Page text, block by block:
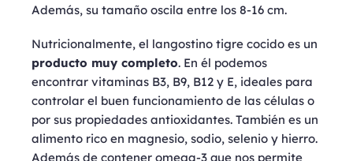
Además, su tamaño oscila entre los 8-16 cm.
Nutricionalmente, el langostino tigre cocido es un
producto muy completo. En él podemos
encontrar vitaminas B3, B9, B12 y E, ideales para
controlar el buen funcionamiento de las células o
por sus propiedades antioxidantes. También es un
alimento rico en magnesio, sodio, selenio y hierro.
Además de contener omega-3 que nos permite